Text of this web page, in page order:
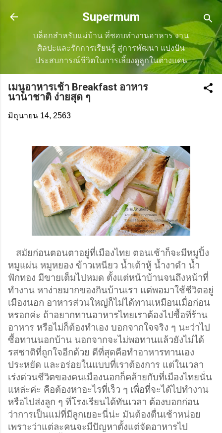
ข้ามไปที่เนื้อหาหลัก
Supermum
บล็อกสำหรับแม่บ้าน ที่ชอบทำงานอาหาร งาน
ศิลปะและรักการเรียนรู้ สู่การพัฒนา แบ่งปัน
ประสบการณ์ชีวิตในการเลี้ยงดูลูกในต่างแดน
เมนูอาหารเช้า Breakfast อาหาร
นานาชาติ ง่ายสุด ๆ
มิถุนายน 14, 2563
สมัยก่อนตอนตาอยู่ที่เมืองไทย ตอนเช้าก็จะมีหมูปิ้ง
หมูแผ่น หมูหยอง ข้าวเหนียว น้ำเต้าหู้ น้ำงาดำ น้ำ
ฟักทอง มีขายเต็มไปหมด ตั้งแต่หน้าบ้านจนถึงหน้าที่
ทำงาน หาง่ายมากของกินบ้านเรา แต่พอมาใช้ชีวิตอยู่
เมืองนอก อาหารส่วนใหญ่ก็ไม่ได้ทานเหมือนเมื่อก่อน
หรอกค่ะ ถ้าอยากทานอาหารไทยเราต้องไปซื้อที่ร้าน
อาหาร หรือไม่ก็ต้องทำเอง บอกจากใจจริง ๆ นะว่าไป
ซื้อทานนอกบ้าน นอกจากจะไม่พอทานแล้วยังไม่ได้
รสชาติที่ถูกใจอีกด้วย ดีที่สุดคือทำอาหารทานเอง
ประหยัด และอร่อยในแบบที่เราต้องการ แต่ในเวลา
เร่งด่วนชีวิตของคนเมืองนอกก็คล้ายกับที่เมืองไทยนั่น
แหล่ะค่ะ คือต้องหาอะไรที่เร็ว ๆ เพื่อที่จะได้ไปทำงาน
หรือไปส่งลูก ๆ ที่โรงเรียนได้ทันเวลา ต้องบอกก่อน
ว่าการเป็นแม่ที่มีลูกเยอะนี่น่ะ มันต้องตื่นเช้าหน่อย
เพราะว่าแต่ละคนจะมีปัญหาตั้งแต่จัดอาหารไป